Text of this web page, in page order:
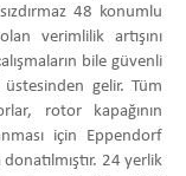
48 konumlu
verimlilik artışını
bile güvenli
gelir. Tüm
rotor kapağının
için Eppendorf
24 yerlik